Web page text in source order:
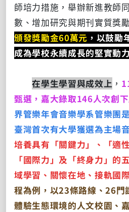
師培力措施，舉辦新進教師
數、增加研究與期刊實質獎
頒發獎勵金60萬元 ，以鼓勵
成為學校永續成長的堅實動力
在學生學習與成效上 ，
甄選，嘉大錄取146人次創
界管樂年會音樂學系管樂團
臺灣首次有大學獲選為主場
培養具有「關鍵力」、「適
「國際力」及「終身力」的
域學習、關懷在地、接軌國
程為例，以23條路線、26門
體驗生態環境的人文校園、